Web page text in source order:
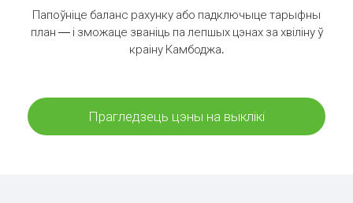
Папоўніце баланс рахунку або падключыце тарыфны
план — і зможаце званіць па лепшых цэнах за хвіліну ў
краіну Камбоджа.
Прагледзець цэны на выклікі